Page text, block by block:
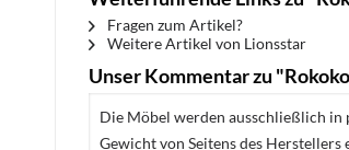
Fragen zum Artikel?
Weitere Artikel von Lionsstar
Unser Kommentar zu
Die Möbel werden ausschließlich in
Gewicht von Seitens des